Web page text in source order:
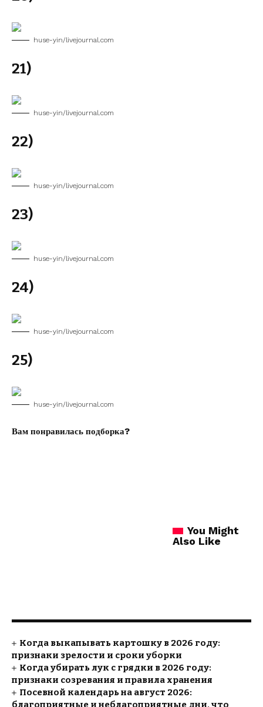
huse-yin/livejournal.com
21)
huse-yin/livejournal.com
22)
huse-yin/livejournal.com
23)
huse-yin/livejournal.com
24)
huse-yin/livejournal.com
25)
huse-yin/livejournal.com
Вам понравилась подборка?
You Might
Also Like
Когда выкапывать картошку в 2026 году:
признаки зрелости и сроки уборки
Когда убирать лук с грядки в 2026 году:
признаки созревания и правила хранения
Посевной календарь на август 2026:
благоприятные и неблагоприятные дни, что